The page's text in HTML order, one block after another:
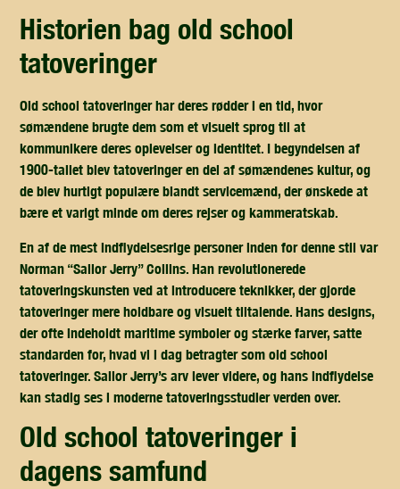
historien bag old school
tatoveringer
Old school tatoveringer har deres rødder i en tid, hvor
sømændene brugte dem som et visuelt sprog til at
kommunikere deres oplevelser og identitet. I begyndelsen af
1900-tallet blev tatoveringer en del af sømændenes kultur, og
de blev hurtigt populære blandt servicemænd, der ønskede at
bære et varigt minde om deres rejser og kammeratskab.
En af de mest indflydelsesrige personer inden for denne stil var
Norman “Sailor Jerry” Collins. Han revolutionerede
tatoveringskunsten ved at introducere teknikker, der gjorde
tatoveringer mere holdbare og visuelt tiltalende. Hans designs,
der ofte indeholdt maritime symboler og stærke farver, satte
standarden for, hvad vi i dag betragter som old school
tatoveringer. Sailor Jerry’s arv lever videre, og hans indflydelse
kan stadig ses i moderne tatoveringsstudier verden over.
old school tatoveringer i
dagens samfund